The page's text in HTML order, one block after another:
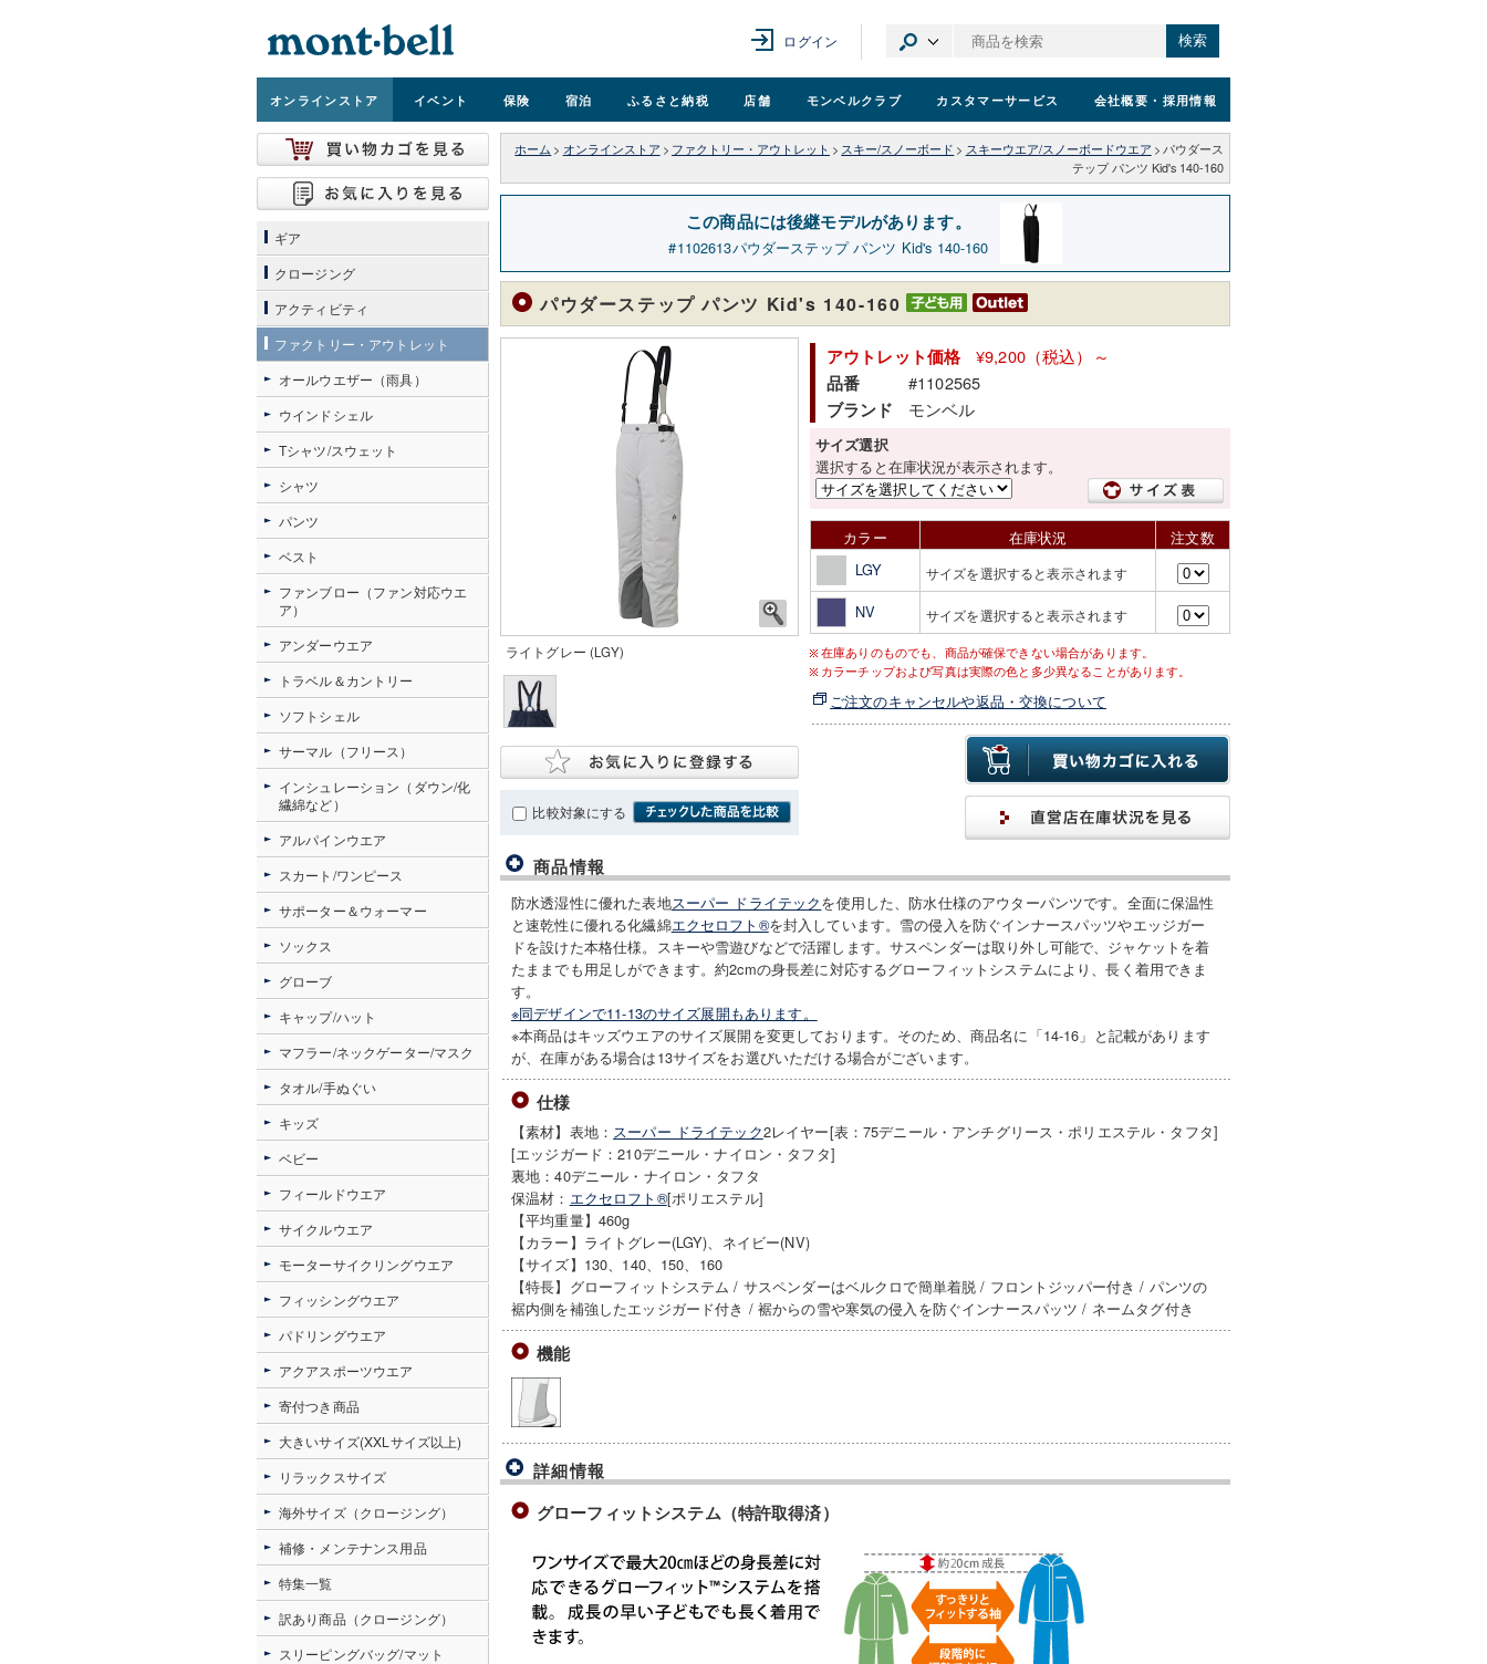
ログイン 検索
オンラインストア イベント 保険 宿泊 ふるさと納税 店舗 モンベルクラブ カスタマーサービス 会社概要 ・採用情報
ホーム > オンラインストア > ファクトリー・アウトレット > スキー/スノーボード > スキーウエア/スノーボードウエア > パウダース
テップ パンツ Kid's 140-160
この商品には後継モデルがあります。
1102613パウダーステップ パンツ Kid's 140-160
パウダーステップ パンツ Kid's 140-160
ライトグレー (LGY)
比較対象にする
アウトレット価格 ¥9,200（税込）～
品番 #1102565
ブランド モンベル
サイズ選択
選択すると在庫状況が表示されます。
カラー 在庫状況
注文数
LGY
サイズを選択すると表示されます
NV サイズを選択すると表示されます
在庫ありのものでも、商品が確保できない場合があります。
カラーチップおよび写真は実際の色と多少異なることがあります。
ご注文のキャンセルや返品・交換について
商品情報
防水透湿性に優れた表地スーパー ドライテックを使用した、防水仕様のアウターパンツです。全面に保温性
と速乾性に優れる化繊綿エクセロフト®を封入しています。雪の侵入を防ぐインナースパッツやエッジガー
ドを設けた本格仕様。スキーや雪遊びなどで活躍します。サスペンダーは取り外し可能で、ジャケットを着
たままでも用足しができます。約2cmの身長差に対応するグローフィットシステムにより、長く着用できま
す。
※同デザインで11-13のサイズ展開もあります。
※本商品はキッズウエアのサイズ展開を変更しております。そのため、商品名に「14-16」と記載があります
が、在庫がある場合は13サイズをお選びいただける場合がございます。
仕様
【素材】表地： スーパー ドライテック2レイヤー[表：75デニール・アンチグリース・ポリエステル・タフタ]
[エッジガード：210デニール・ナイロン・タフタ]
裏地：40デニール・ナイロン・タフタ
保温材： エクセロフト®[ポリエステル]
【平均重量】460g
【カラー】ライトグレー(LGY)、ネイビー(NV)
【サイズ】130、140、150、160
【特長】グローフィットシステム / サスペンダーはベルクロで簡単着脱 / フロントジッパー付き / パンツの
裾内側を補強したエッジガード付き / 裾からの雪や寒気の侵入を防ぐインナースパッツ / ネームタグ付き
機能
詳細情報
グローフィットシステム（特許取得済）
ギア
クロージング
アクティビティ
ファクトリー・アウトレット
オールウエザー（雨具）
ウインドシェル
Tシャツ/スウェット
シャツ
パンツ
ベスト
ファンブロー（ファン対応ウエ
ア）
アンダーウエア
トラベル＆カントリー
ソフトシェル
サーマル（フリース）
インシュレーション（ダウン/化
繊綿など）
アルパインウエア
スカート/ワンピース
サポーター＆ウォーマー
ソックス
グローブ
キャップ/ハット
マフラー/ネックゲーター/マスク
タオル/手ぬぐい
キッズ
ベビー
フィールドウエア
サイクルウエア
モーターサイクリングウエア
フィッシングウエア
パドリングウエア
アクアスポーツウエア
寄付つき商品
大きいサイズ(XXLサイズ以上)
リラックスサイズ
海外サイズ（クロージング）
補修・メンテナンス用品
特集一覧
訳あり商品（クロージング）
スリーピングバッグ/マット